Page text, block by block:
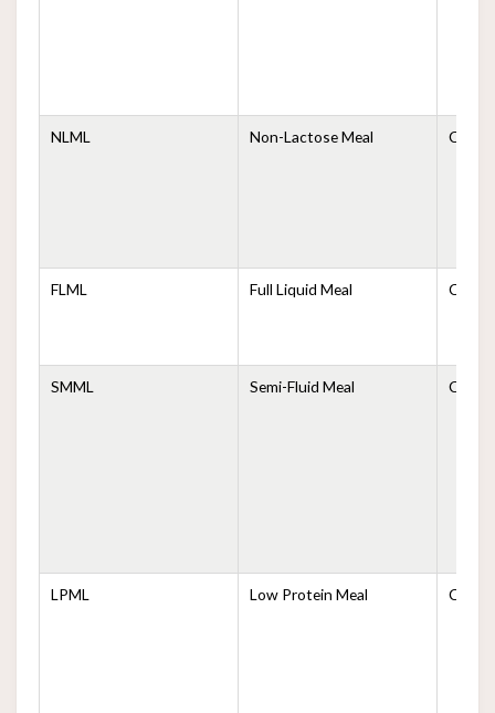
NLML Non-Lactose Meal
FLML Full Liquid Meal
SMML Semi-Fluid Meal
LPML Low Protein Meal